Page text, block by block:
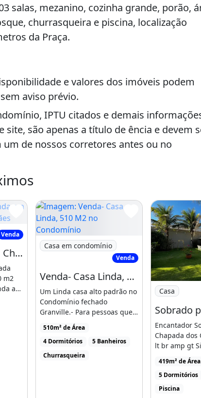
salas, mezanino, cozinha grande, porão,
churrasqueira e piscina, localização
da Praça.
e valores dos imóveis podem
aviso prévio.
IPTU citados e demais
site, são apenas a título de ência e devem
de nossos corretores antes ou no
casa:
Elevador De Serviço: 0
em Chapada dos Guimarães
Venda
Casa à venda em Chapada dos Guimarães
m2
a
Imagem: Venda- Casa Linda, 510 M2 no
Casa em condomínio
Venda
Venda- Casa Linda, 510 M2 no Condomínio Fechado Granville - Cuiabá -Mt
Um Linda casa alto padrão no
Condomínio fechado
Granville.- Para pessoas que
gostam de conforto e [...]
510m² de Área
4 Dormitórios
5 Banheiros
Churrasqueira
Imagem:
Casa
Encantador
Chapada dos
lt br amp gt
localização
419m² de Área
5 Dormitórios
Piscina